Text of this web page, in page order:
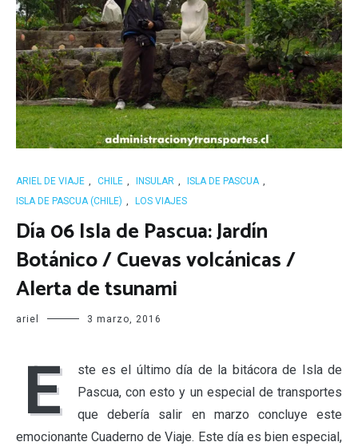
ARIEL DE VIAJE , CHILE , INSULAR , ISLA DE PASCUA ,
ISLA DE PASCUA (CHILE) , LOS VIAJES
Día 06 Isla de Pascua: Jardín
Botánico / Cuevas volcánicas /
Alerta de tsunami
ariel 3 marzo, 2016
E
ste es el último día de la bitácora de Isla de
Pascua, con esto y un especial de transportes
que debería salir en marzo concluye este
emocionante Cuaderno de Viaje. Este día es bien especial,